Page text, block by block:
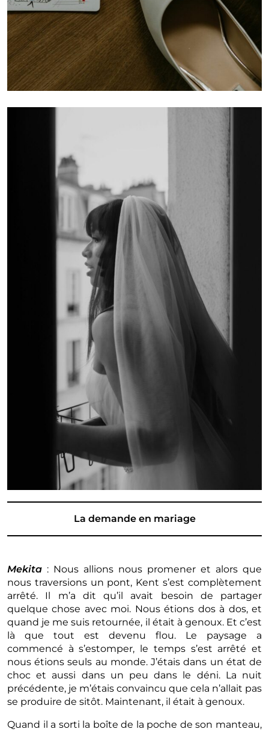
La demande en mariage
Mekita : Nous allions nous promener et alors que
nous traversions un pont, Kent s’est complètement
arrêté. Il m’a dit qu’il avait besoin de partager
quelque chose avec moi. Nous étions dos à dos, et
quand je me suis retournée, il était à genoux. Et c’est
là que tout est devenu flou. Le paysage a
commencé à s’estomper, le temps s’est arrêté et
nous étions seuls au monde. J’étais dans un état de
choc et aussi dans un peu dans le déni. La nuit
précédente, je m’étais convaincu que cela n’allait pas
se produire de sitôt. Maintenant, il était à genoux.
Quand il a sorti la boîte de la poche de son manteau,